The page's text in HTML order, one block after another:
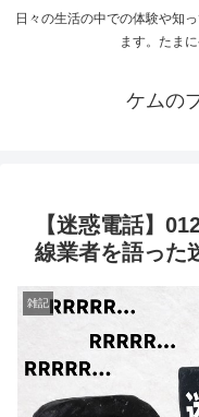
日々の生活の中での体験や知
ます。たま
ケムの
【迷惑電話】
線業者を語った
雑記